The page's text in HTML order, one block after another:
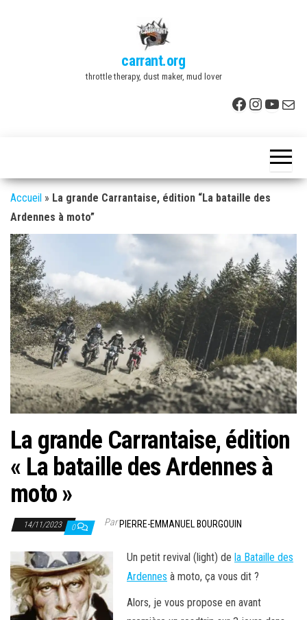
carrant.org
throttle therapy, dust maker, mud lover
Facebook
E-
Accueil » La grande Carrantaise, édition “La bataille des
Ardennes à moto”
La grande Carrantaise, édition
« La bataille des Ardennes à
moto »
14/11/2023 0 ParPIERRE-EMMANUEL BOURGOUIN
Un petit revival (light) de la Bataille des
Ardennes à moto, ça vous dit ?
Alors, je vous propose en avant